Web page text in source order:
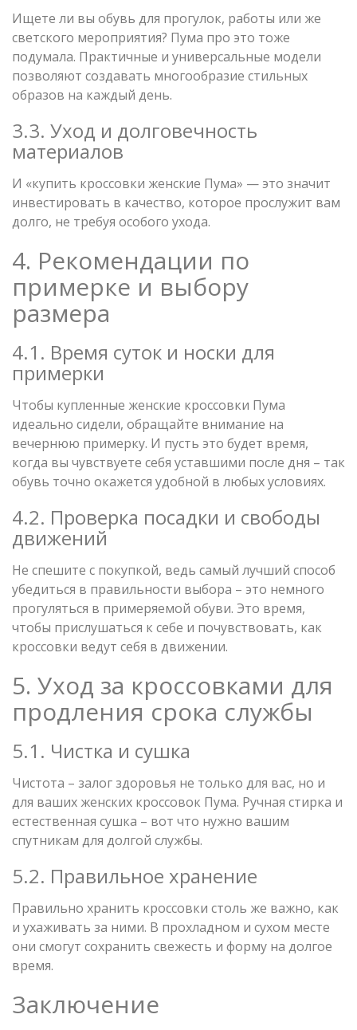
Ищете ли вы обувь для прогулок, работы или же
светского мероприятия? Пума про это тоже
подумала. Практичные и универсальные модели
позволяют создавать многообразие стильных
образов на каждый день.
3.3. Уход и долговечность
материалов
И «купить кроссовки женские Пума» — это значит
инвестировать в качество, которое прослужит вам
долго, не требуя особого ухода.
4. Рекомендации по
примерке и выбору
размера
4.1. Время суток и носки для
примерки
Чтобы купленные женские кроссовки Пума
идеально сидели, обращайте внимание на
вечернюю примерку. И пусть это будет время,
когда вы чувствуете себя уставшими после дня – так
обувь точно окажется удобной в любых условиях.
4.2. Проверка посадки и свободы
движений
Не спешите с покупкой, ведь самый лучший способ
убедиться в правильности выбора – это немного
прогуляться в примеряемой обуви. Это время,
чтобы прислушаться к себе и почувствовать, как
кроссовки ведут себя в движении.
5. Уход за кроссовками для
продления срока службы
5.1. Чистка и сушка
Чистота – залог здоровья не только для вас, но и
для ваших женских кроссовок Пума. Ручная стирка и
естественная сушка – вот что нужно вашим
спутникам для долгой службы.
5.2. Правильное хранение
Правильно хранить кроссовки столь же важно, как
и ухаживать за ними. В прохладном и сухом месте
они смогут сохранить свежесть и форму на долгое
время.
Заключение